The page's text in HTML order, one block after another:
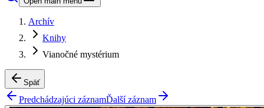
Archív
Knihy
Vianočné mystérium
Späť
Predchádzajúci záznamĎalší záznam